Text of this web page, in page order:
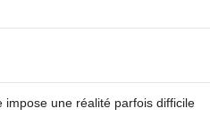
impose une réalité parfois difficile